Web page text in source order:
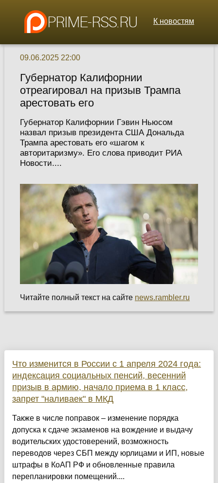
К новостям
09.06.2025 22:00
Губернатор Калифорнии
отреагировал на призыв Трампа
арестовать его
Губернатор Калифорнии Гэвин Ньюсом
назвал призыв президента США Дональда
Трампа арестовать его «шагом к
авторитаризму». Его слова приводит РИА
Новости....
Читайте полный текст на сайте news.rambler.ru
Что изменится в России с 1 апреля 2024 года:
индексация социальных пенсий, весенний
призыв в армию, начало приема в 1 класс,
запрет "наливаек" в МКД
Также в числе поправок – изменение порядка
допуска к сдаче экзаменов на вождение и выдачу
водительских удостоверений, возможность
переводов через СБП между юрлицами и ИП, новые
штрафы в КоАП РФ и обновленные правила
перепланировки помещений....